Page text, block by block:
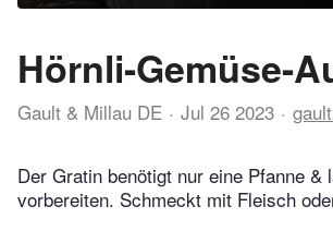
Hörnli-Gemüse-
Gault & Millau DE Jul 26 2023
Der Gratin benötigt nur eine Pfanne
vorbereiten. Schmeckt mit Fleisch